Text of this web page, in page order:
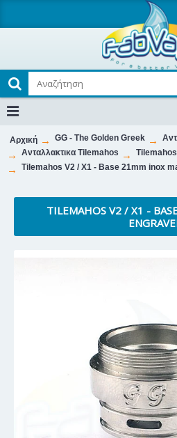
Αρχική GG - The Golden Greek
Ανταλλακτικα Tilemahos
Tilemahos V2 / X1 - Base 21mm inox
TILEMAHOS V2 / X1 -